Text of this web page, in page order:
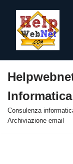
al
contenuto
Informatica
Consulenza
Archiviazione email